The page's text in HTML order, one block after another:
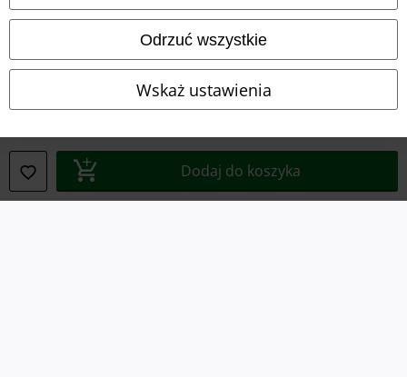
Odrzuć wszystkie
Wskaż ustawienia
Dodaj do koszyka
Unieszkodliwianie odpadów i ochrona środowiska
Informacje dotyczące dostępności
Ustawienia Plików Cookie